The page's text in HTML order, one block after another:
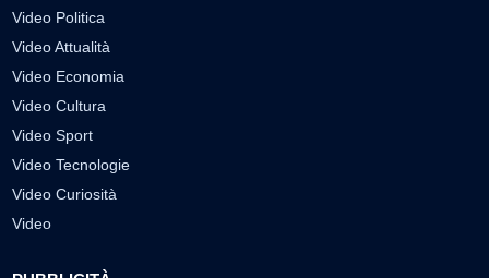
Video Politica
Video Attualità
Video Economia
Video Cultura
Video Sport
Video Tecnologie
Video Curiosità
Video